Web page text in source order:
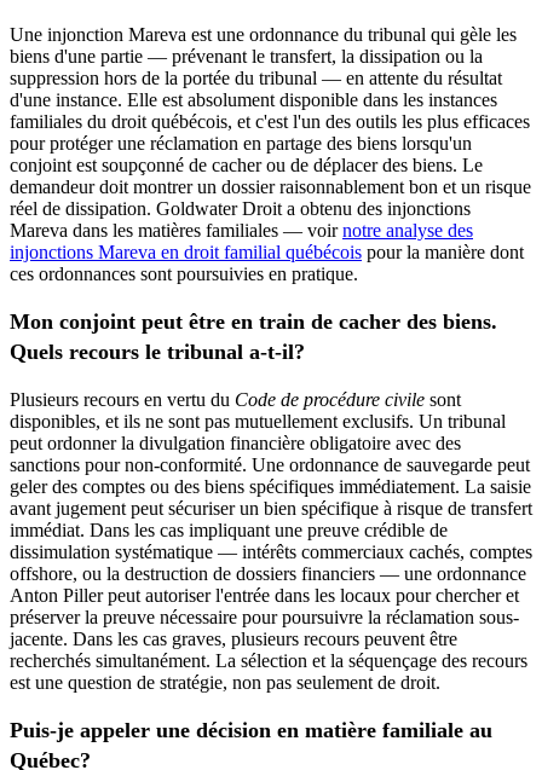
Une injonction Mareva est une ordonnance du tribunal qui gèle les
biens d'une partie — prévenant le transfert, la dissipation ou la
suppression hors de la portée du tribunal — en attente du résultat
d'une instance. Elle est absolument disponible dans les instances
familiales du droit québécois, et c'est l'un des outils les plus efficaces
pour protéger une réclamation en partage des biens lorsqu'un
conjoint est soupçonné de cacher ou de déplacer des biens. Le
demandeur doit montrer un dossier raisonnablement bon et un risque
réel de dissipation. Goldwater Droit a obtenu des injonctions
Mareva dans les matières familiales — voirnotre analyse des
injonctions Mareva en droit familial québécois pour la manière dont
ces ordonnances sont poursuivies en pratique.
Mon conjoint peut être en train de cacher des biens.
Quels recours le tribunal a-t-il?
Plusieurs recours en vertu du Code de procédure civile sont
disponibles, et ils ne sont pas mutuellement exclusifs. Un tribunal
peut ordonner la divulgation financière obligatoire avec des
sanctions pour non-conformité. Une ordonnance de sauvegarde peut
geler des comptes ou des biens spécifiques immédiatement. La saisie
avant jugement peut sécuriser un bien spécifique à risque de transfert
immédiat. Dans les cas impliquant une preuve crédible de
dissimulation systématique — intérêts commerciaux cachés, comptes
offshore, ou la destruction de dossiers financiers — une ordonnance
Anton Piller peut autoriser l'entrée dans les locaux pour chercher et
préserver la preuve nécessaire pour poursuivre la réclamation sous-
jacente. Dans les cas graves, plusieurs recours peuvent être
recherchés simultanément. La sélection et la séquençage des recours
est une question de stratégie, non pas seulement de droit.
Puis-je appeler une décision en matière familiale au
Québec?